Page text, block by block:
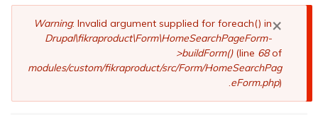
×
رسالة
الخطأ
Warning: Invalid argument supplied for foreach() in
Drupal\fikraproduct\Form\HomeSearchPageForm-
>buildForm()(line 68of
modules/custom/fikraproduct/src/Form/HomeSearchPag
eForm.php).